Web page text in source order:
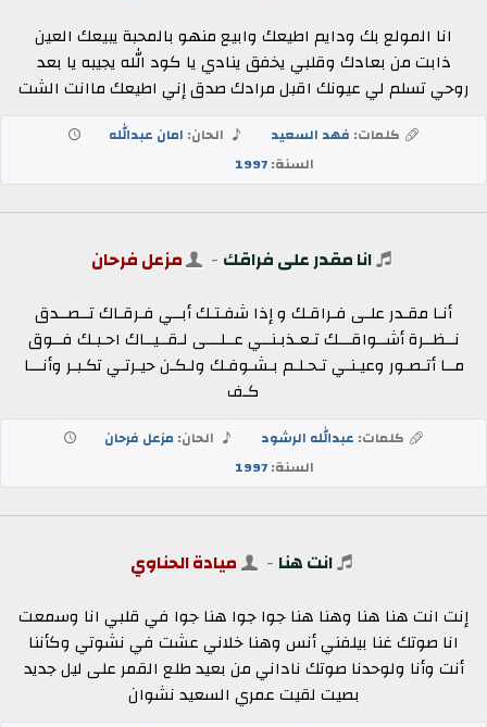
انا المولع بك ودايم اطيعك وابيع منهو بالمحبة يبيعك العين
ذابت من بعادك وقلبي يخفق ينادي يا كود الله يجيبه يا بعد
روحي تسلم لي عيونك اقبل مرادك صدق إني اطيعك ماانت الشت
كلمات: فهد السعيد الحان: امان عبدالله
السنة:1997
انا مقدر على فراقك - مزعل فرحان
أنـا مقـدر علـى فـراقـك و إذا شفـتـك أبــي فـرقـاك تــصــدق
نــظــرة أشــواقـــك تـعـذبـنــي عــلـــى لـقــيــاك احـبـك فــوق
مــا أتـصـور وعيـنـي تـحـلـم بـشـوفـك ولـكـن حيـرتـي تكـبـر وأنـــا
كـف
كلمات: عبدالله الرشود الحان: مزعل فرحان
السنة:1997
انت هنا - ميادة الحناوي
إنت انت هنا هنا وهنا هنا جوا جوا هنا جوا في قلبي انا وسمعت
انا صوتك غنا بيلفني أنس وهنا خلاني عشت في نشوتي وكأننا
أنت وأنا ولوحدنا صوتك ناداني من بعيد طلع القمر على ليل جديد
بصيت لقيت عمري السعيد نشوان